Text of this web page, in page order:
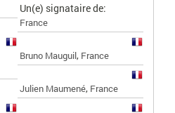
Un(e) signataire de:
France
Bruno Mauguil, France
Julien Maumené, France